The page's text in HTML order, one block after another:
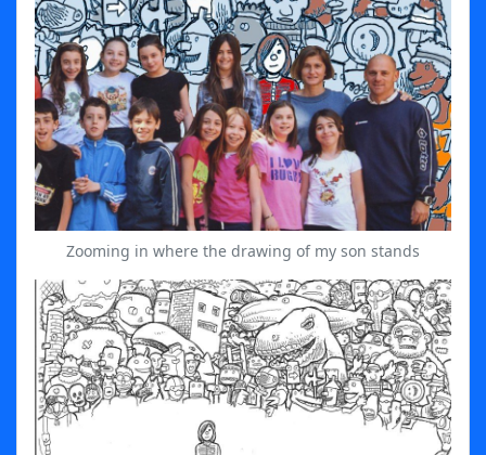
Zooming in where the drawing of my son stands